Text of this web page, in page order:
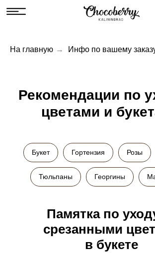
На главную → Инфо по вашему
Рекомендации по
цветами и
Букет Гортензия Розы
Тюльпаны Георгины
Памятка по
срезанными
в букете